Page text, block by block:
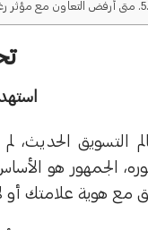
متى أرفض التعاون مع مؤثر
التسويق الحديث،
الجمهور هو
مع هوية علامتك أو